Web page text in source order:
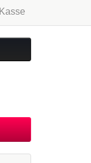
Kasse